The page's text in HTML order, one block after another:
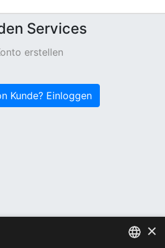
Services
erstellen
Kunde? Einloggen
×